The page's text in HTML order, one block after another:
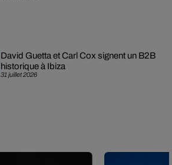
31 juillet 2026
David Guetta et Carl Cox signent un B2B
historique à Ibiza